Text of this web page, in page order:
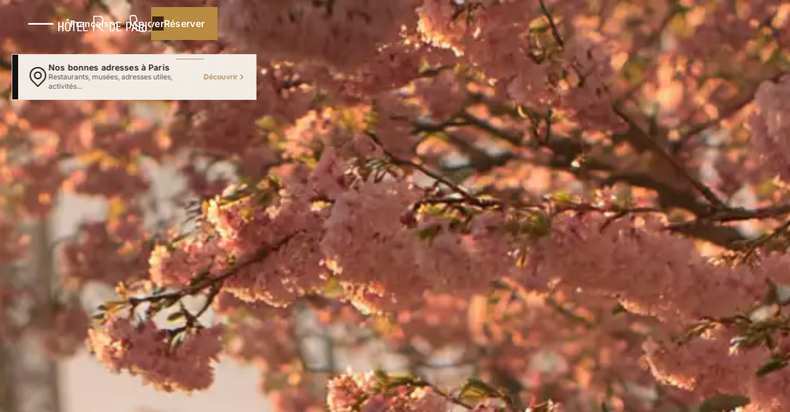
Français Réserver
Réserver
Nos bonnes adresses à Paris Découvrir